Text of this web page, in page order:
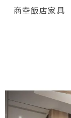
商空飯店家具